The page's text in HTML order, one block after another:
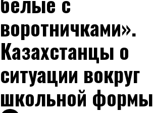
воротничками».
Казахстанцы о
ситуации вокруг
школьной формы